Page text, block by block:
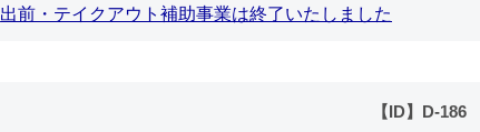
出前・テイクアウト補助事業は終了いたしました
【ID】 D-186